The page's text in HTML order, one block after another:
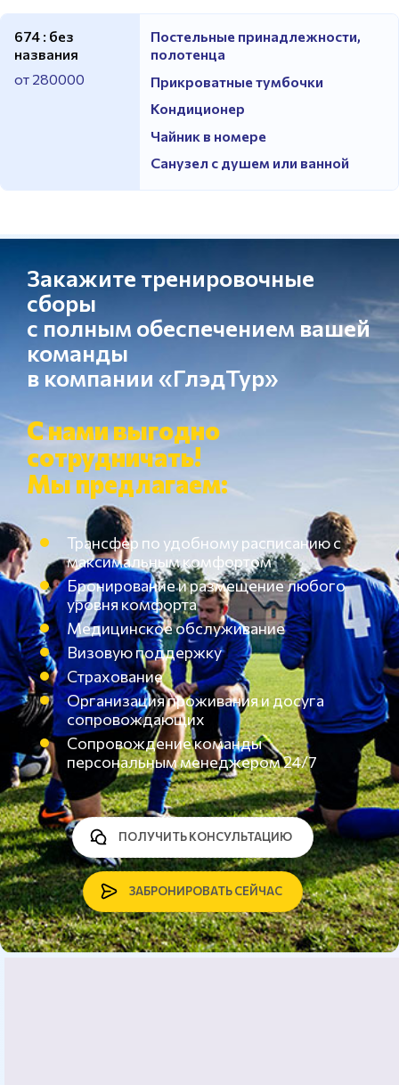
674 : без
названия
от 280000
Постельные принадлежности,
полотенца
Прикроватные тумбочки
Кондиционер
Чайник в номере
Санузел с душем или ванной
Закажите тренировочные
сборы
с полным обеспечением вашей
команды
в компании «ГлэдТур»
С нами выгодно
сотрудничать!
Мы предлагаем:
Трансфер по удобному расписанию с
максимальным комфортом
Бронирование и размещение любого
уровня комфорта
Медицинское обслуживание
Визовую поддержку
Страхование
Организация проживания и досуга
сопровождающих
Сопровождение команды
персональным менеджером 24/7
ЗАБРОНИРОВАТЬ СЕЙЧАС
ПОЛУЧИТЬ КОНСУЛЬТАЦИЮ